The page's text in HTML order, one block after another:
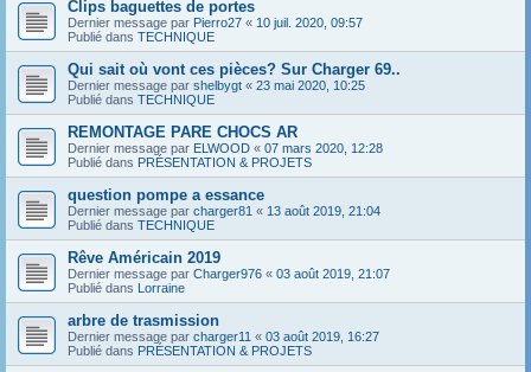
Clips baguettes de portes
Dernier message par Pierro27 « 10 juil. 2020, 09:57
Publié dans TECHNIQUE
Qui sait où vont ces pièces? Sur Charger 69..
Dernier message par shelbygt « 23 mai 2020, 10:25
Publié dans TECHNIQUE
REMONTAGE PARE CHOCS AR
Dernier message par ELWOOD « 07 mars 2020, 12:28
Publié dans PRÉSENTATION & PROJETS
question pompe a essance
Dernier message par charger81 « 13 août 2019, 21:04
Publié dans TECHNIQUE
Rêve Américain 2019
Dernier message par Charger976 « 03 août 2019, 21:07
Publié dans Lorraine
arbre de trasmission
Dernier message par charger11 « 03 août 2019, 16:27
Publié dans PRÉSENTATION & PROJETS